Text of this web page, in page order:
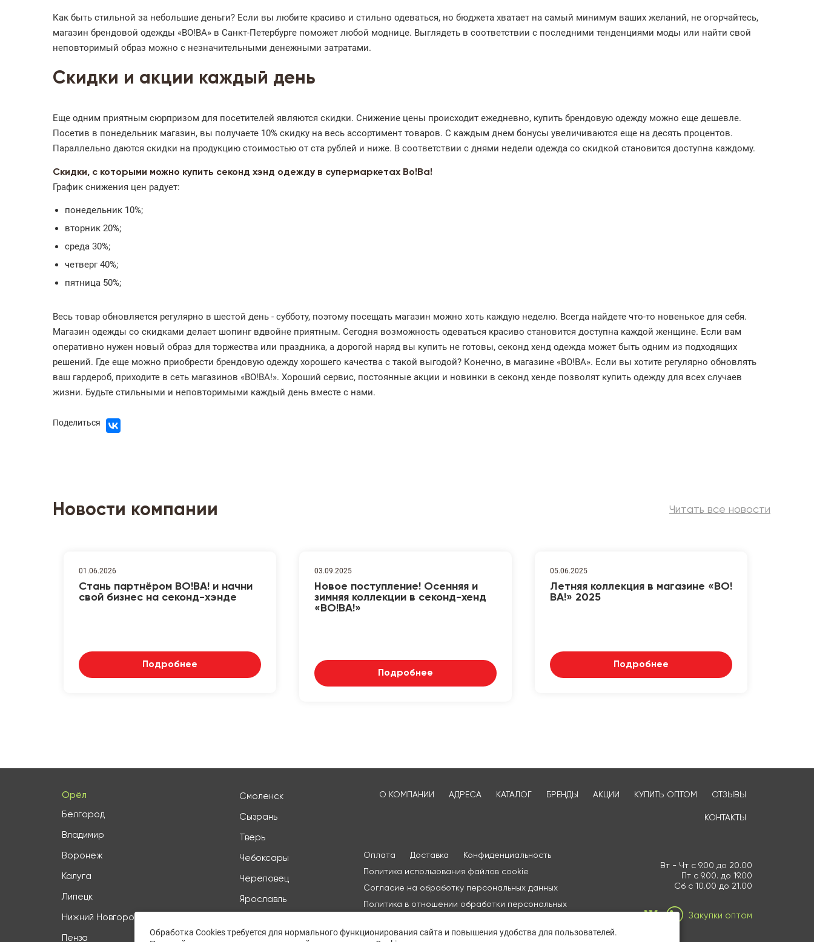
Как быть стильной за небольшие деньги? Если вы любите красиво и стильно одеваться, но бюджета хватает на самый минимум ваших желаний, не огорчайтесь,
магазин брендовой одежды «ВО!ВА» в Санкт-Петербурге поможет любой моднице. Выглядеть в соответствии с последними тенденциями моды или найти свой
неповторимый образ можно с незначительными денежными затратами.
Скидки и акции каждый день
Еще одним приятным сюрпризом для посетителей являются скидки. Снижение цены происходит ежедневно, купить брендовую одежду можно еще дешевле.
Посетив в понедельник магазин, вы получаете 10% скидку на весь ассортимент товаров. С каждым днем бонусы увеличиваются еще на десять процентов.
Параллельно даются скидки на продукцию стоимостью от ста рублей и ниже. В соответствии с днями недели одежда со скидкой становится доступна каждому.
Скидки, с которыми можно купить секонд хэнд одежду в супермаркетах Во!Ва!
График снижения цен радует:
понедельник 10%;
вторник 20%;
среда 30%;
четверг 40%;
пятница 50%;
Весь товар обновляется регулярно в шестой день - субботу, поэтому посещать магазин можно хоть каждую неделю. Всегда найдете что-то новенькое для себя.
Магазин одежды со скидками делает шопинг вдвойне приятным. Сегодня возможность одеваться красиво становится доступна каждой женщине. Если вам
оперативно нужен новый образ для торжества или праздника, а дорогой наряд вы купить не готовы, секонд хенд одежда может быть одним из подходящих
решений. Где еще можно приобрести брендовую одежду хорошего качества с такой выгодой? Конечно, в магазине «ВО!ВА». Если вы хотите регулярно обновлять
ваш гардероб, приходите в сеть магазинов «ВО!ВА!». Хороший сервис, постоянные акции и новинки в секонд хенде позволят купить одежду для всех случаев
жизни. Будьте стильными и неповторимыми каждый день вместе с нами.
Поделиться
Новости компании Читать все новости
01.06.2026
Стань партнёром ВО!ВА! и начни
свой бизнес на секонд-хэнде
Подробнее
03.09.2025
Новое поступление! Осенняя и
зимняя коллекции в секонд-хенд
«ВО!ВА!»
Подробнее
05.06.2025
Летняя коллекция в магазине «ВО!
ВА!» 2025
Подробнее
Орёл
Белгород
Владимир
Воронеж
Калуга
Липецк
Нижний Новгород
Пенза
Смоленск
Сызрань
Тверь
Чебоксары
Череповец
Ярославль
27 городов
О КОМПАНИИ АДРЕСА КАТАЛОГ БРЕНДЫ АКЦИИ КУПИТЬ ОПТОМ ОТЗЫВЫ
КОНТАКТЫ
Оплата Доставка
Конфиденциальность
Политика использования файлов cookie
Согласие на обработку персональных данных
Политика в отношении обработки персональных
данных
Вт - Чт с 9.00 до 20.00
Пт с 9.00. до 19.00
Сб с 10.00 до 21.00
Закупки оптом
Обработка Cookies требуется для нормального функционирования сайта и повышения удобства для пользователей.